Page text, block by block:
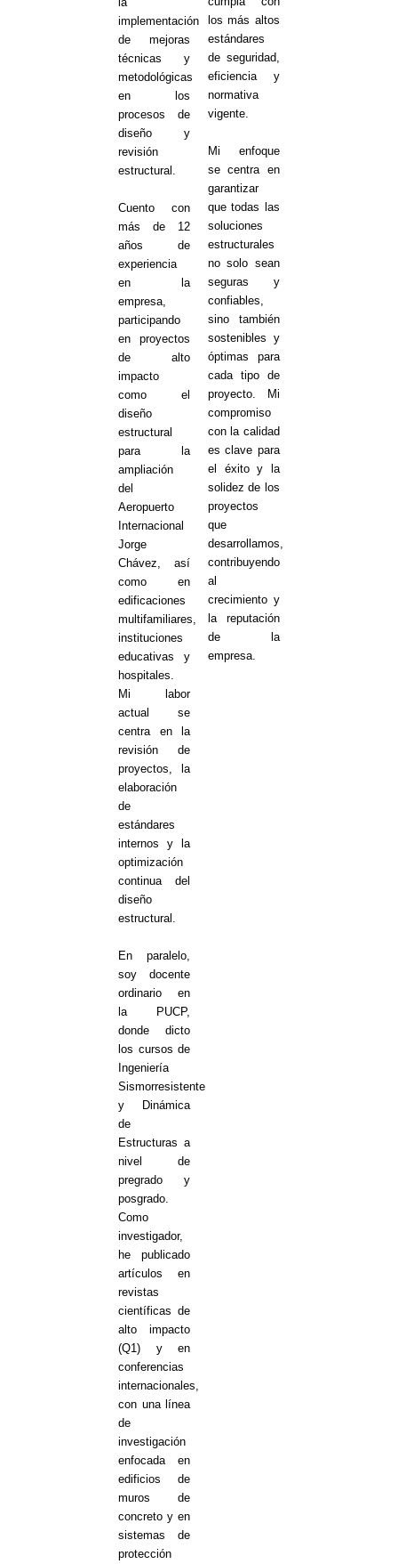
implementación
de mejoras
técnicas y
metodológicas
en los
procesos de
diseño y
revisión
estructural.
Cuento con
más de 12
años de
experiencia
en la
empresa,
participando
en proyectos
de alto
impacto
como el
diseño
estructural
para la
ampliación
del
Aeropuerto
Internacional
Jorge
Chávez, así
como en
edificaciones
multifamiliares,
instituciones
educativas y
hospitales.
Mi labor
actual se
centra en la
revisión de
proyectos, la
elaboración
de
estándares
internos y la
optimización
continua del
diseño
estructural.
En paralelo,
soy docente
ordinario en
la PUCP,
donde dicto
los cursos de
Ingeniería
Sismorresistente
y Dinámica
de
Estructuras a
nivel de
pregrado y
posgrado.
Como
investigador,
he publicado
artículos en
revistas
científicas de
alto impacto
(Q1) y en
conferencias
internacionales,
con una línea
de
investigación
enfocada en
edificios de
muros de
concreto y en
sistemas de
protección
los más altos
estándares
de seguridad,
eficiencia y
normativa
vigente.
Mi enfoque
se centra en
garantizar
que todas las
soluciones
estructurales
no solo sean
seguras y
confiables,
sino también
sostenibles y
óptimas para
cada tipo de
proyecto. Mi
compromiso
con la calidad
es clave para
el éxito y la
solidez de los
proyectos
que
desarrollamos,
contribuyendo
al
crecimiento y
la reputación
de la
empresa.